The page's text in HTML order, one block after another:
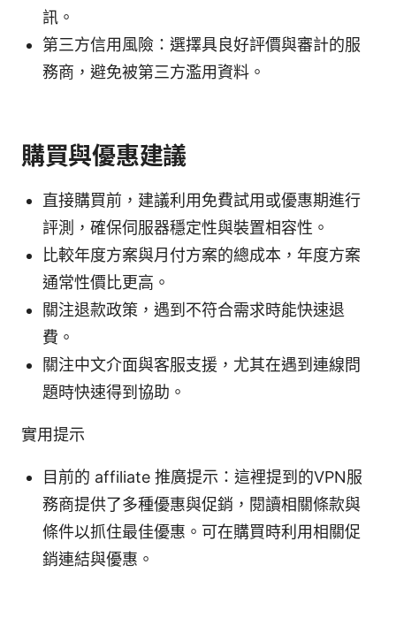
訊。
第三方信用風險：選擇具良好評價與審計的服
務商，避免被第三方濫用資料。
購買與優惠建議
直接購買前，建議利用免費試用或優惠期進行
評測，確保伺服器穩定性與裝置相容性。
比較年度方案與月付方案的總成本，年度方案
通常性價比更高。
關注退款政策，遇到不符合需求時能快速退
費。
關注中文介面與客服支援，尤其在遇到連線問
題時快速得到協助。
實用提示
目前的 affiliate 推廣提示：這裡提到的VPN服
務商提供了多種優惠與促銷，閱讀相關條款與
條件以抓住最佳優惠。可在購買時利用相關促
銷連結與優惠。